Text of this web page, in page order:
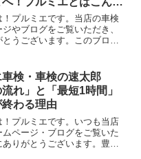
！
！プルミエです。当店の車検
やブログをご覧いただき、
とうございます。このブログ
している」「豊橋・安城・
市で安心して任...
車検・車検の速太郎
流れ」と「最短1時間」
わる理由
！プルミエです。いつも当店
ムページ・ブログをご覧いた
ありがとうございます。豊